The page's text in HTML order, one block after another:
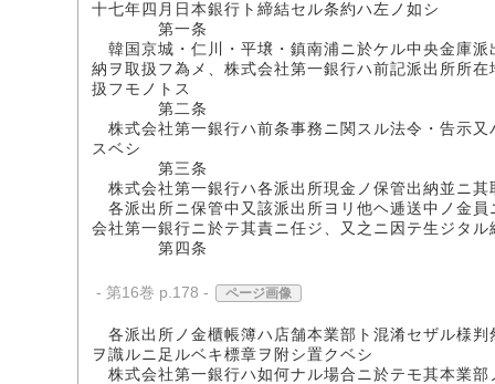
十七年四月日本銀行ト締結セル条約ハ左ノ如シ
第一条
韓国京城・仁川・平壌・鎮南浦ニ於ケル中央金庫
納ヲ取扱フ為メ、株式会社第一銀行ハ前記派出所所
扱フモノトス
第二条
株式会社第一銀行ハ前条事務ニ関スル法令・告示
スベシ
第三条
株式会社第一銀行ハ各派出所現金ノ保管出納並ニ
各派出所ニ保管中又該派出所ヨリ他ヘ逓送中ノ金
会社第一銀行ニ於テ其責ニ任ジ、又之ニ因テ生ジタ
第四条
- 第16巻 p.178 - ページ画像
各派出所ノ金櫃帳簿ハ店舗本業部ト混淆セザル様
ヲ識ルニ足ルベキ標章ヲ附シ置クベシ
株式会社第一銀行ハ如何ナル場合ニ於テモ其本業